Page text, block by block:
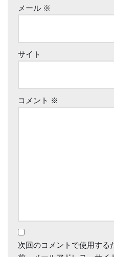
メール ※
サイト
コメント ※
次回のコメントで使用する